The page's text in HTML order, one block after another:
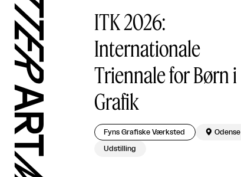
ITK 2026:
Internationale
Triennale for Børn i
Grafik
Fyns Grafiske Værksted  Odense
Udstilling